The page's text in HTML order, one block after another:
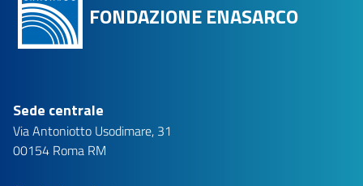
FONDAZIONE ENASARCO
Sede centrale
Via Antoniotto Usodimare, 31
00154 Roma RM